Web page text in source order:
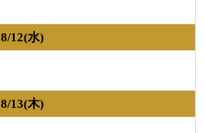
8/12(水)
8/13(木)